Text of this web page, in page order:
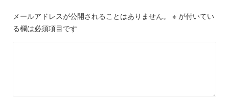
メールアドレスが公開されることはありません。 ※ が付いてい
る欄は必須項目です